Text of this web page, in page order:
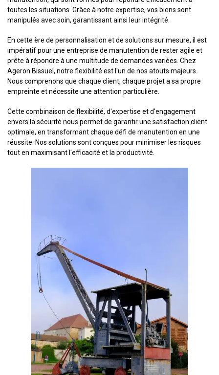
toutes les situations. Grâce à notre expertise, vos biens sont
manipulés avec soin, garantissant ainsi leur intégrité.
En cette ère de personnalisation et de solutions sur mesure, il est
impératif pour une entreprise de manutention de rester agile et
prête à répondre à une multitude de demandes variées. Chez
Ageron Bissuel, notre flexibilité est l'un de nos atouts majeurs.
Nous comprenons que chaque client, chaque projet a sa propre
empreinte et nécessite une attention particulière.
Cette combinaison de flexibilité, d'expertise et d'engagement
envers la sécurité nous permet de garantir une satisfaction client
optimale, en transformant chaque défi de manutention en une
réussite. Nos solutions sont conçues pour minimiser les risques
tout en maximisant l'efficacité et la productivité.